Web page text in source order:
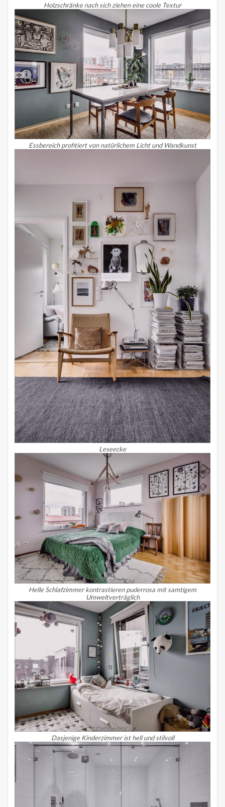
Holzschränke nach sich ziehen eine coole Textur
Essbereich profitiert von natürlichem Licht und Wandkunst
Leseecke
Helle Schlafzimmer kontrastieren puderrosa mit samtigem
Umweltverträglich
Dasjenige Kinderzimmer ist hell und stilvoll